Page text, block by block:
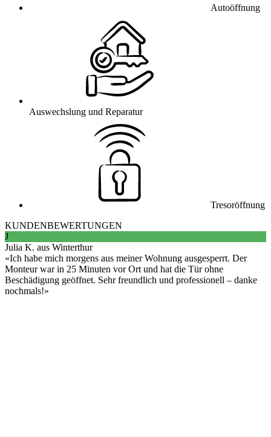
Autoöffnung
Auswechslung und Reparatur
Tresoröffnung
KUNDENBEWERTUNGEN
J
Julia K. aus Winterthur
Ich habe mich morgens aus meiner Wohnung ausgesperrt. Der
Monteur war in 25 Minuten vor Ort und hat die Tür ohne
Beschädigung geöffnet. Sehr freundlich und professionell – danke
nochmals!